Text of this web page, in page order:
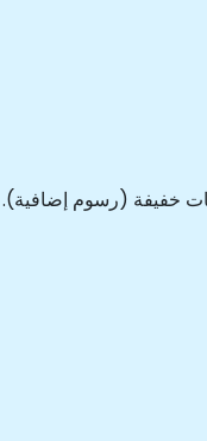
خفيفة (رسوم إضافية).